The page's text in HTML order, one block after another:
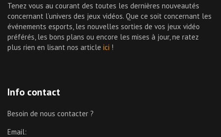
Tenez vous au courant des toutes les dernières nouveautés
concernant l’univers des jeux vidéos. Que ce soit concernant les
événements esports, les nouvelles sorties de vos jeux vidéo
préférés, les bons plans ou encore les mises à jour, ne ratez
plus rien en lisant nos article ici !
Info contact
Besoin de nous contacter ?
Email: